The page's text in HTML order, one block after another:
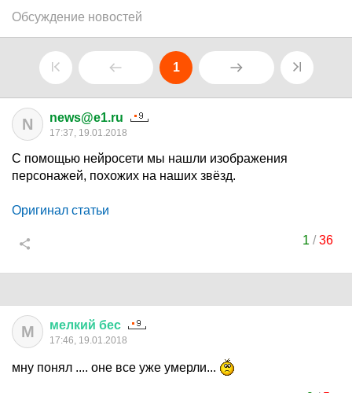
Обсуждение новостей
1
N news@e1.ru
17:37, 19.01.2018
С помощью нейросети мы нашли изображения
персонажей, похожих на наших звёзд.
Оригинал статьи
1 /36
М мелкий бес
17:46, 19.01.2018
мну понял .... оне все уже умерли...